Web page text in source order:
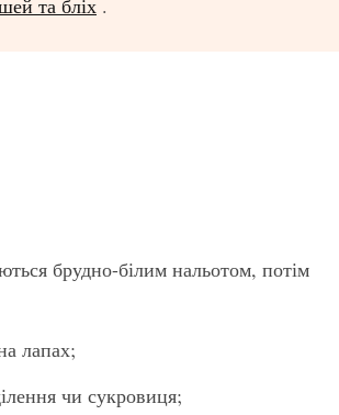
брудно-білим нальотом, потім
лапах;
чи сукровиця;